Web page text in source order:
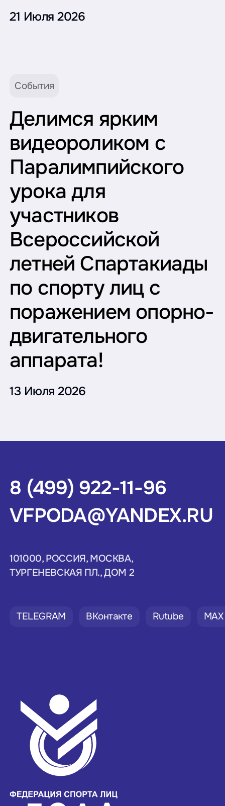
21 Июля 2026
События
Делимся ярким
видеороликом с
Паралимпийского
урока для
участников
Всероссийской
летней Спартакиады
по спорту лиц с
поражением опорно-
двигательного
аппарата!
13 Июля 2026
8 (499) 922-11-96
VFPODA@YANDEX.RU
101000, РОССИЯ, МОСКВА,
ТУРГЕНЕВСКАЯ ПЛ., ДОМ 2
TELEGRAM ВКонтакте Rutube MAX